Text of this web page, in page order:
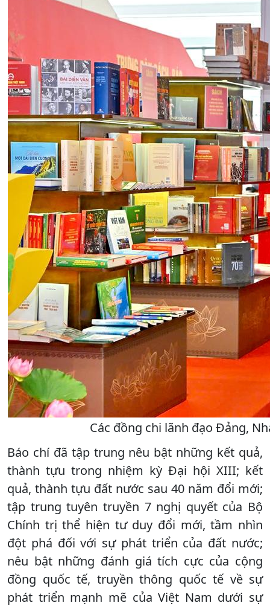
Các đồng chi lãnh đạo Đảng,
Báo chí đã tập trung nêu bật những kết quả,
thành tựu trong nhiệm kỳ Đại hội XIII; kết
quả, thành tựu đất nước sau 40 năm đổi mới;
tập trung tuyên truyền 7 nghị quyết của Bộ
Chính trị thể hiện tư duy đổi mới, tầm nhìn
đột phá đối với sự phát triển của đất nước;
nêu bật những đánh giá tích cực của cộng
đồng quốc tế, truyền thông quốc tế về sự
phát triển mạnh mẽ của Việt Nam dưới sự